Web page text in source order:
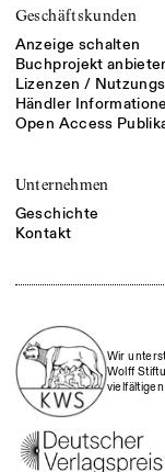
Geschäftskunden
Anzeige schalten
Buchprojekt
Lizenzen /
Händler
Open Access
Unternehmen
Geschichte
Kontakt
Wir
Wolff